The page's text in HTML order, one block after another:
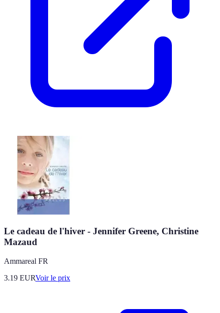
Le cadeau de l'hiver - Jennifer Greene, Christine
Mazaud
Ammareal FR
3.19 EURVoir le prix